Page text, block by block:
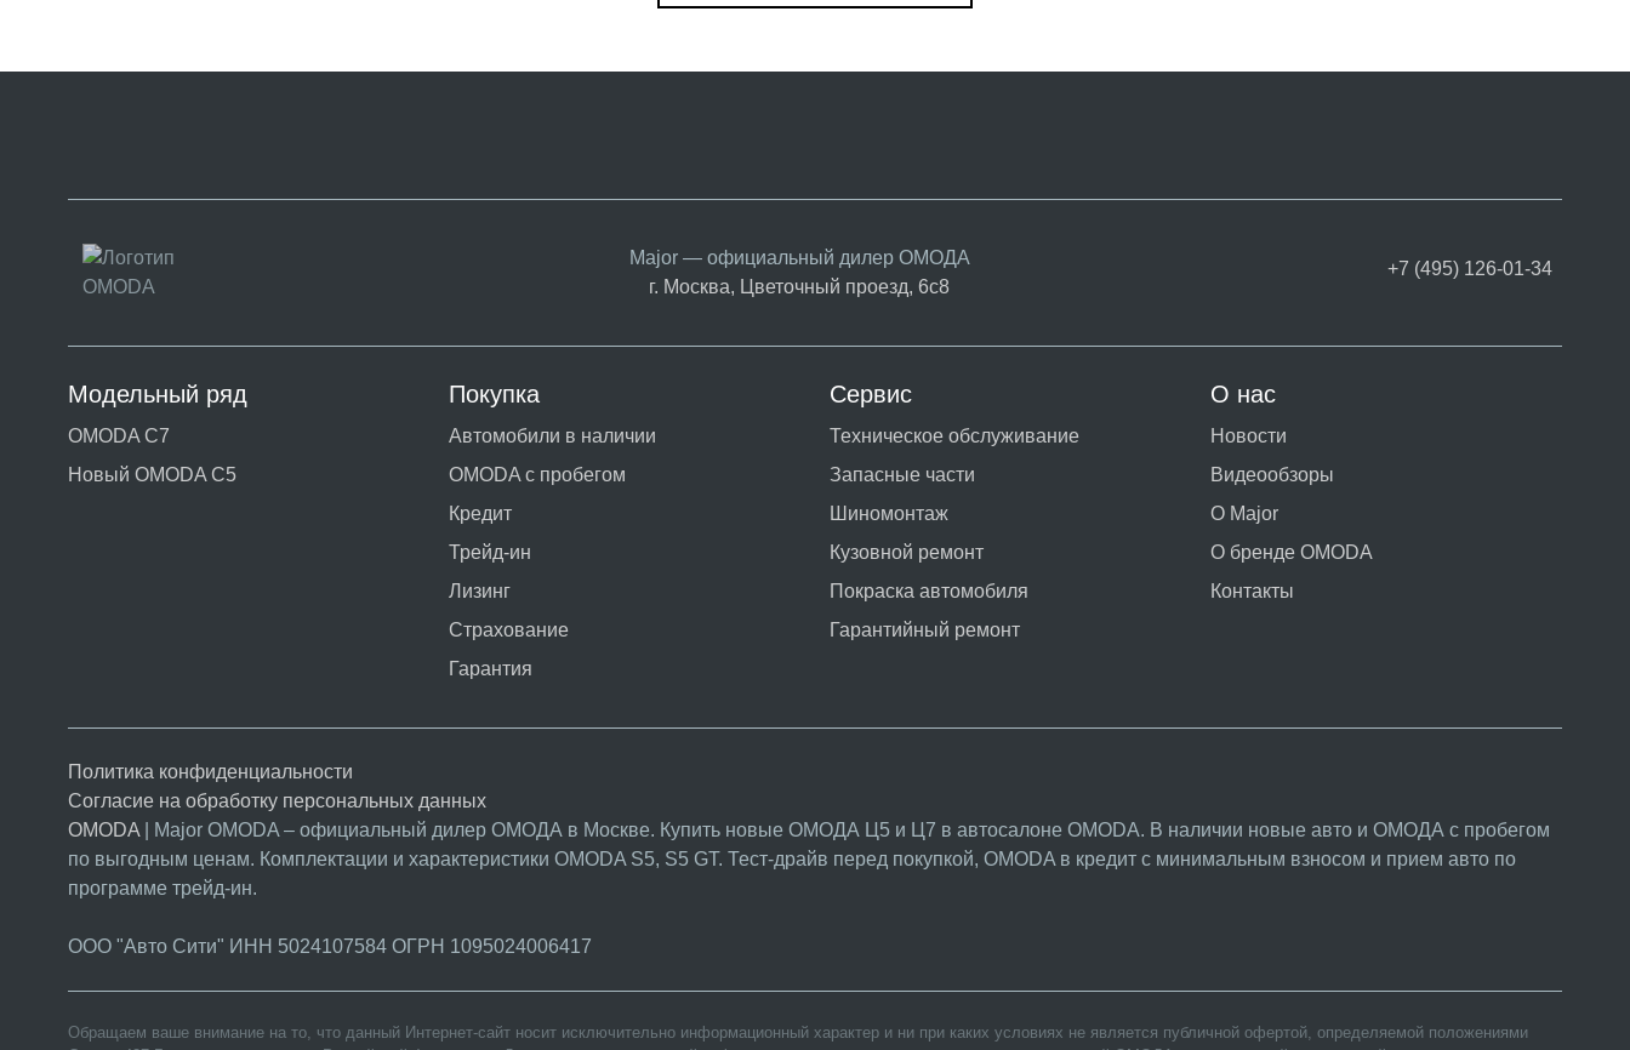
Major — официальный дилер ОМОДА
г. Москва, Цветочный проезд, 6с8
+7 (495) 126-01-34
Модельный ряд
OMODA C7
Новый OMODA C5
Покупка
Автомобили в наличии
OMODA с пробегом
Кредит
Трейд-ин
Лизинг
Страхование
Гарантия
Сервис
Техническое обслуживание
Запасные части
Шиномонтаж
Кузовной ремонт
Покраска автомобиля
Гарантийный ремонт
О нас
Новости
Видеообзоры
О Major
О бренде OMODA
Контакты
Политика конфиденциальности
Согласие на обработку персональных данных
OMODA | Major OMODA – официальный дилер ОМОДА в Москве. Купить новые ОМОДА Ц5 и Ц7 в автосалоне OMODA. В наличии новые авто и ОМОДА с пробегом
по выгодным ценам. Комплектации и характеристики OMODA S5, S5 GT. Тест-драйв перед покупкой, OMODA в кредит с минимальным взносом и прием авто по
программе трейд-ин.
ООО "Авто Сити" ИНН 5024107584 ОГРН 1095024006417
Обращаем ваше внимание на то, что данный Интернет-сайт носит исключительно информационный характер и ни при каких условиях не является публичной офертой, определяемой положениями